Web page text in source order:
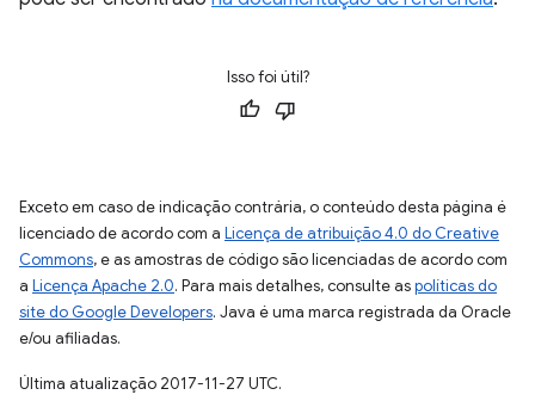
Isso foi útil?
Exceto em caso de indicação contrária, o conteúdo desta página é
licenciado de acordo com a Licença de atribuição 4.0 do Creative
Commons, e as amostras de código são licenciadas de acordo com
a Licença Apache 2.0. Para mais detalhes, consulte aspolíticas do
site do Google Developers. Java é uma marca registrada da Oracle
e/ou afiliadas.
Última atualização 2017-11-27 UTC.